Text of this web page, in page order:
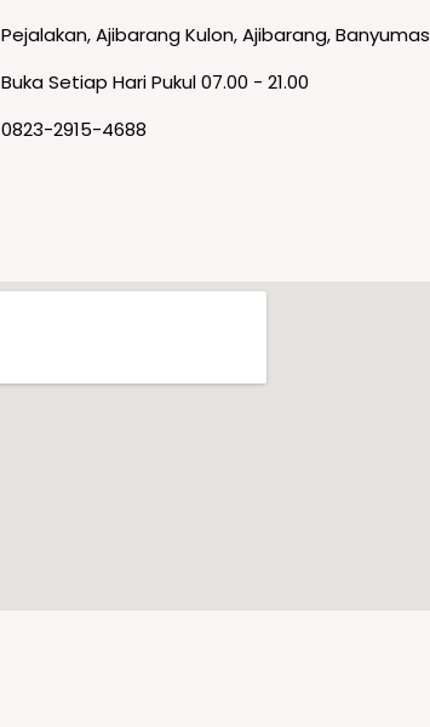
Pejalakan, Ajibarang Kulon, Ajibarang, Banyumas
Buka Setiap Hari Pukul 07.00 - 21.00
0823-2915-4688